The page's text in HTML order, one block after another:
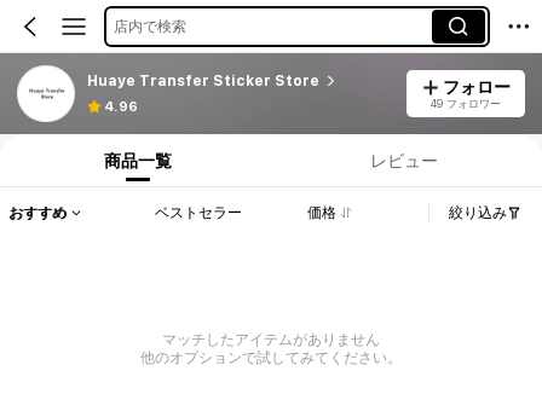
店内で検索
Huaye Transfer Sticker Store
4.96
フォロー
49 フォロワー
商品一覧 レビュー
おすすめ ベストセラー 価格 絞り込み
マッチしたアイテムがありません
他のオプションで試してみてください。